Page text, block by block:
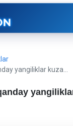
yangiliklar kuza…